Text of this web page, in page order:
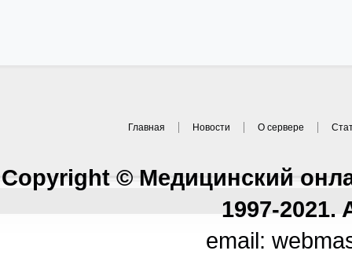
Главная Новости О сервере
Copyright © Медицинский
1997-2021.
email: